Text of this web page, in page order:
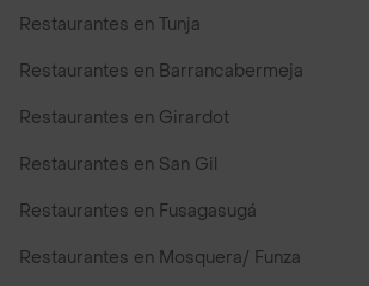
Restaurantes en Tunja
Restaurantes en Barrancabermeja
Restaurantes en Girardot
Restaurantes en San Gil
Restaurantes en Fusagasugá
Restaurantes en Mosquera/ Funza